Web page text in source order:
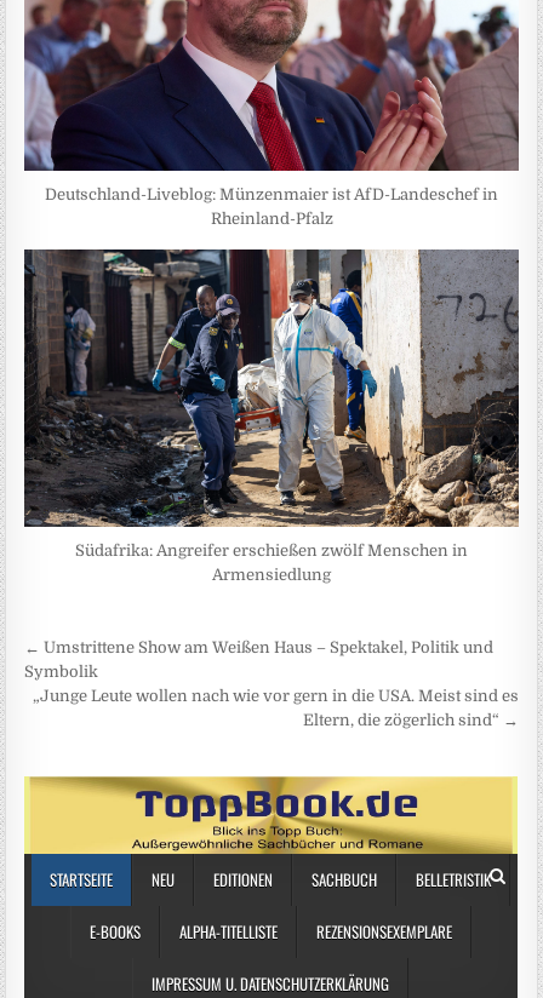
Deutschland-Liveblog: Münzenmaier ist AfD-Landeschef in
Rheinland-Pfalz
Südafrika: Angreifer erschießen zwölf Menschen in
Armensiedlung
Beitragsnavigation
← Umstrittene Show am Weißen Haus – Spektakel, Politik und
Symbolik
„Junge Leute wollen nach wie vor gern in die USA. Meist sind es
Eltern, die zögerlich sind“ →